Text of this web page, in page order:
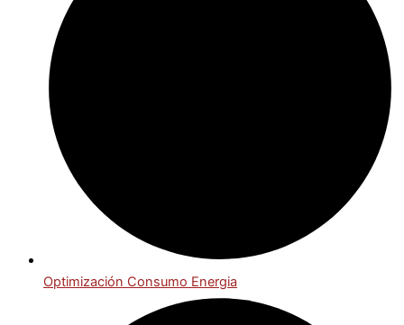
Optimización Consumo Energia